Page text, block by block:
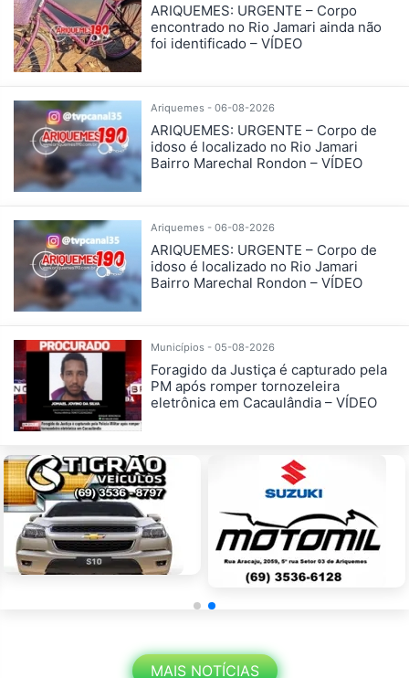
ARIQUEMES: URGENTE – Corpo
encontrado no Rio Jamari ainda não
foi identificado – VÍDEO
Ariquemes - 06-08-2026
ARIQUEMES: URGENTE – Corpo de
idoso é localizado no Rio Jamari
Bairro Marechal Rondon – VÍDEO
Ariquemes - 06-08-2026
ARIQUEMES: URGENTE – Corpo de
idoso é localizado no Rio Jamari
Bairro Marechal Rondon – VÍDEO
Municípios - 05-08-2026
Foragido da Justiça é capturado pela
PM após romper tornozeleira
eletrônica em Cacaulândia – VÍDEO
MAIS NOTÍCIAS